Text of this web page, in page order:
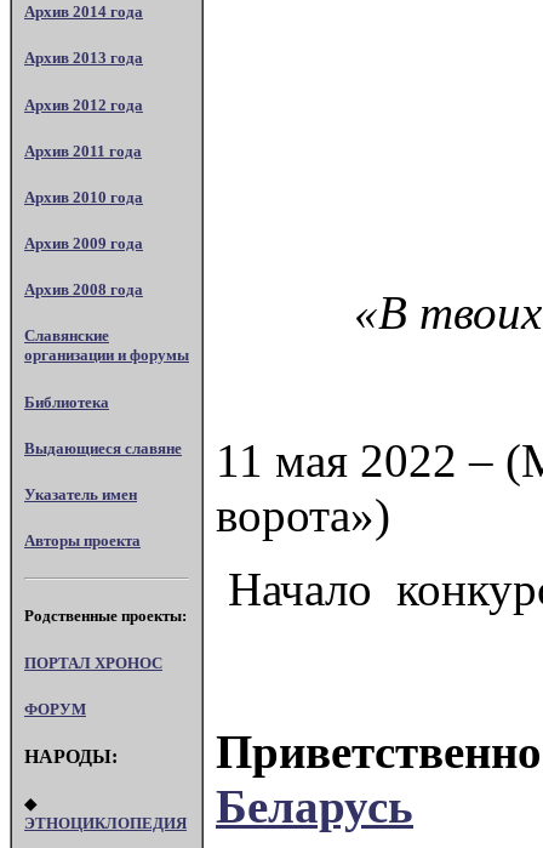
Архив 2014 года
Архив 2013 года
Архив 2012 года
Архив 2011 года
Архив 2010 года
Архив 2009 года
Архив 2008 года
Славянские
организации и форумы
Библиотека
Выдающиеся славяне
Указатель имен
Авторы проекта
Родственные проекты:
ПОРТАЛ XPOHOC
ФОРУМ
НАРОДЫ:
◆
ЭТНОЦИКЛОПЕДИЯ
«В
11 мая 2022 –
ворота»)
Начало
Беларусь